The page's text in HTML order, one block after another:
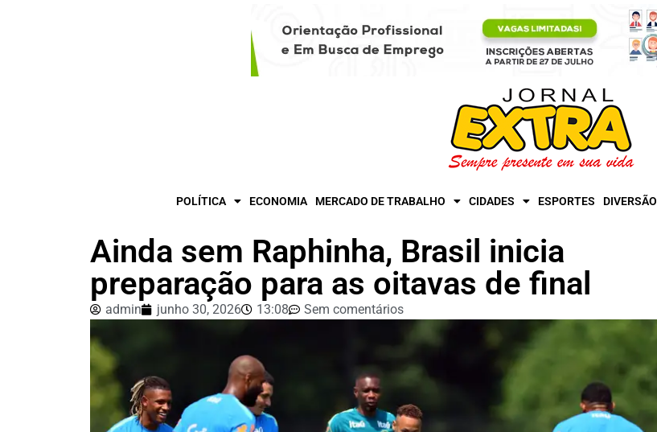
POLÍTICA ECONOMIA MERCADO DE TRABALHO CIDADES ESPORTES DIVERSÃO
Ainda sem Raphinha, Brasil inicia
preparação para as oitavas de final
admin junho 30, 2026 13:08 Sem comentários